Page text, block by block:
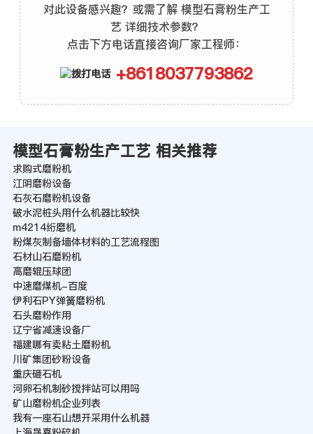
对此设备感兴趣？或需了解 模型石膏粉生产工
艺 详细技术参数？
点击下方电话直接咨询厂家工程师：
+8618037793862
模型石膏粉生产工艺 相关推荐
求购式磨粉机
江阴磨粉设备
石灰石磨粉机设备
破水泥桩头用什么机器比较快
m4214绗磨机
粉煤灰制备墙体材料的工艺流程图
石材山石磨粉机
高磨辊压球团
中速磨煤机-百度
伊利石PY弹簧磨粉机
石头磨粉作用
辽宁省减速设备厂
福建哪有卖粘土磨粉机
川矿集团砂粉设备
重庆砸石机
河卵石机制砂搅拌站可以用吗
矿山磨粉机企业列表
我有一座石山想开采用什么机器